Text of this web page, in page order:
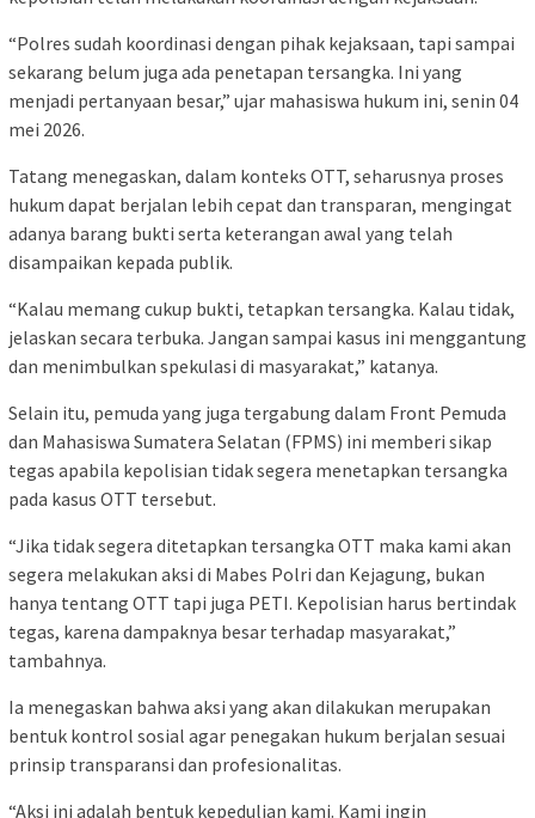
“Polres sudah koordinasi dengan pihak kejaksaan, tapi sampai
sekarang belum juga ada penetapan tersangka. Ini yang
menjadi pertanyaan besar,” ujar mahasiswa hukum ini, senin 04
mei 2026.
Tatang menegaskan, dalam konteks OTT, seharusnya proses
hukum dapat berjalan lebih cepat dan transparan, mengingat
adanya barang bukti serta keterangan awal yang telah
disampaikan kepada publik.
“Kalau memang cukup bukti, tetapkan tersangka. Kalau tidak,
jelaskan secara terbuka. Jangan sampai kasus ini menggantung
dan menimbulkan spekulasi di masyarakat,” katanya.
Selain itu, pemuda yang juga tergabung dalam Front Pemuda
dan Mahasiswa Sumatera Selatan (FPMS) ini memberi sikap
tegas apabila kepolisian tidak segera menetapkan tersangka
pada kasus OTT tersebut.
“Jika tidak segera ditetapkan tersangka OTT maka kami akan
segera melakukan aksi di Mabes Polri dan Kejagung, bukan
hanya tentang OTT tapi juga PETI. Kepolisian harus bertindak
tegas, karena dampaknya besar terhadap masyarakat,”
tambahnya.
Ia menegaskan bahwa aksi yang akan dilakukan merupakan
bentuk kontrol sosial agar penegakan hukum berjalan sesuai
prinsip transparansi dan profesionalitas.
“Aksi ini adalah bentuk kepedulian kami. Kami ingin